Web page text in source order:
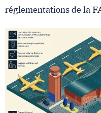
réglementations de la